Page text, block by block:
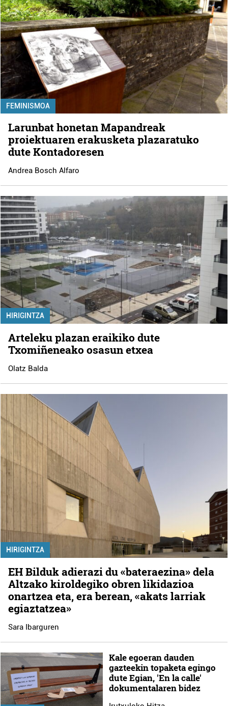
FEMINISMOA
Larunbat honetan Mapandreak
proiektuaren erakusketa plazaratuko
dute Kontadoresen
Andrea Bosch Alfaro
HIRIGINTZA
Arteleku plazan eraikiko dute
Txomiñeneako osasun etxea
Olatz Balda
HIRIGINTZA
EH Bilduk adierazi du «bateraezina» dela
Altzako kiroldegiko obren likidazioa
onartzea eta, era berean, «akats larriak
egiaztatzea»
Sara Ibarguren
Kale egoeran dauden
gazteekin topaketa egingo
dute Egian, 'En la calle'
dokumentalaren bidez